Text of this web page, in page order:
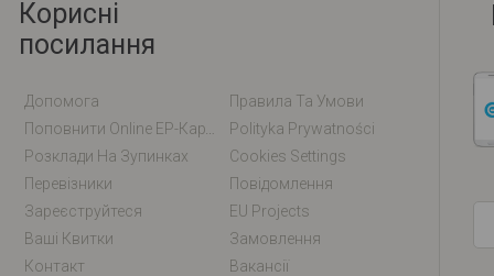
Корисні
посилання
Допомога
Правила Та Умови
Polityka Prywatności
Розклади На Зупинках
Cookies Settings
Перевізники
Повідомлення
Зареєструйтеся
EU Projects
Ваші Квитки
Замовлення
Контакт
Вакансії